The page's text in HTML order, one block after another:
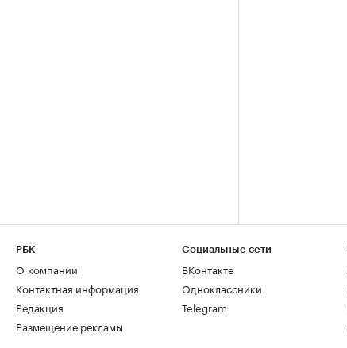
РБК
О компании
Контактная информация
Редакция
Размещение рекламы
Социальные сети
ВКонтакте
Одноклассники
Telegram